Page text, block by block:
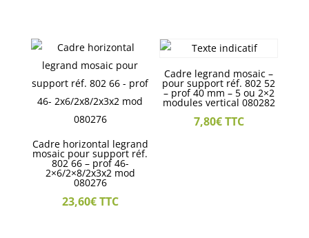
Cadre horizontal legrand
mosaic pour support réf.
802 66 – prof 46-
2×6/2×8/2x3x2 mod
080276
23,60€TTC
Cadre legrand mosaic –
pour support réf. 802 52
– prof 40 mm – 5 ou 2×2
modules vertical 080282
7,80€TTC